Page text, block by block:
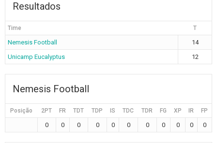
Resultados
Time T
Nemesis Football
14
Unicamp Eucalyptus
12
Nemesis Football
Posição 2PT FR TDT TDP IS TDC TDR FG XP IR FP
0 0 0 0 0 0 0 0 0 0 0